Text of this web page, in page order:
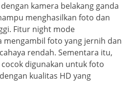
kamera belakang ganda
menghasilkan foto dan
Fitur night mode
mengambil foto yang jernih dan
rendah. Sementara itu,
digunakan untuk foto
kualitas HD yang